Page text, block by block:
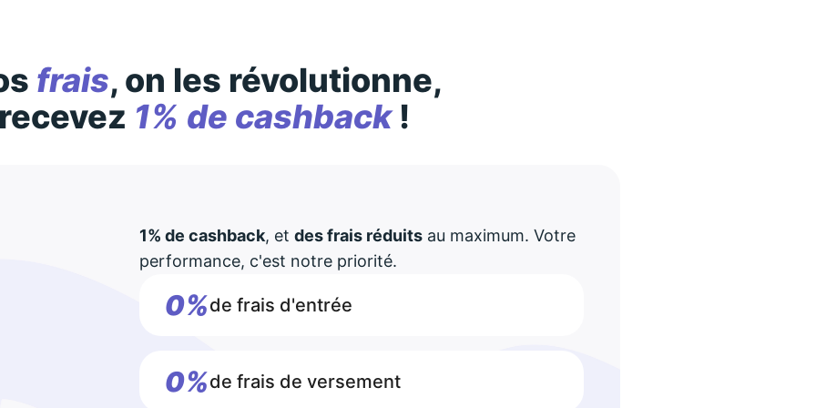
frais, on les révolutionne,
1% de cashback!
1% de cashback, et des frais réduitsau maximum. Votre
performance, c'est notre priorité.
0%de frais d'entrée
0%de frais de versement